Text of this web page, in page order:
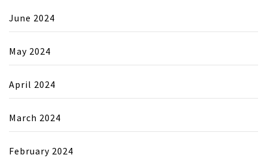
June 2024
May 2024
April 2024
March 2024
February 2024